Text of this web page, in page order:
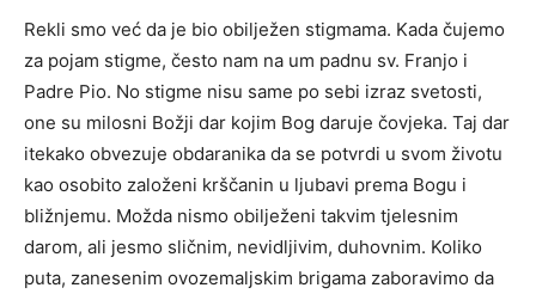
Rekli smo već da je bio obilježen stigmama. Kada čujemo
za pojam stigme, često nam na um padnu sv. Franjo i
Padre Pio. No stigme nisu same po sebi izraz svetosti,
one su milosni Božji dar kojim Bog daruje čovjeka. Taj dar
itekako obvezuje obdaranika da se potvrdi u svom životu
kao osobito založeni krščanin u ljubavi prema Bogu i
bližnjemu. Možda nismo obilježeni takvim tjelesnim
darom, ali jesmo sličnim, nevidljivim, duhovnim. Koliko
puta, zanesenim ovozemaljskim brigama zaboravimo da